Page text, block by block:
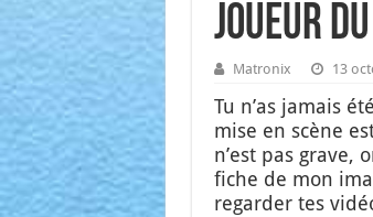
Joueur
Matronix 13
Tu n’as jamais
mise en scène
n’est pas grave,
fiche de mon
regar­der tes